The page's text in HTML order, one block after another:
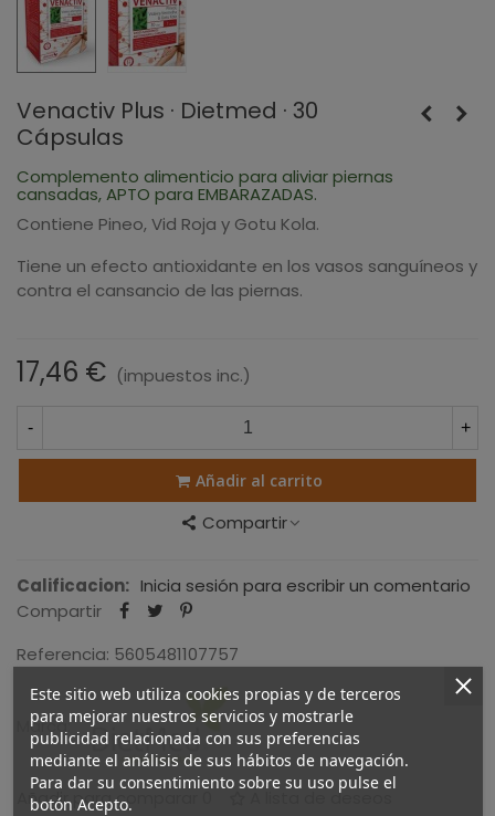
Venactiv Plus · Dietmed · 30
Cápsulas
Complemento alimenticio para aliviar piernas
cansadas, APTO para EMBARAZADAS.
Contiene Pineo, Vid Roja y Gotu Kola.
Tiene un efecto antioxidante en los vasos sanguíneos y
contra el cansancio de las piernas.
17,46 € (impuestos inc.)
- +
Añadir al carrito
Compartir
Calificacion: Inicia sesión para escribir un comentario
Compartir
Referencia: 5605481107757
Marca:
Añadir para comparar A lista de deseos
Este sitio web utiliza cookies propias y de terceros
para mejorar nuestros servicios y mostrarle
publicidad relacionada con sus preferencias
mediante el análisis de sus hábitos de navegación.
Para dar su consentimiento sobre su uso pulse el
botón Acepto.